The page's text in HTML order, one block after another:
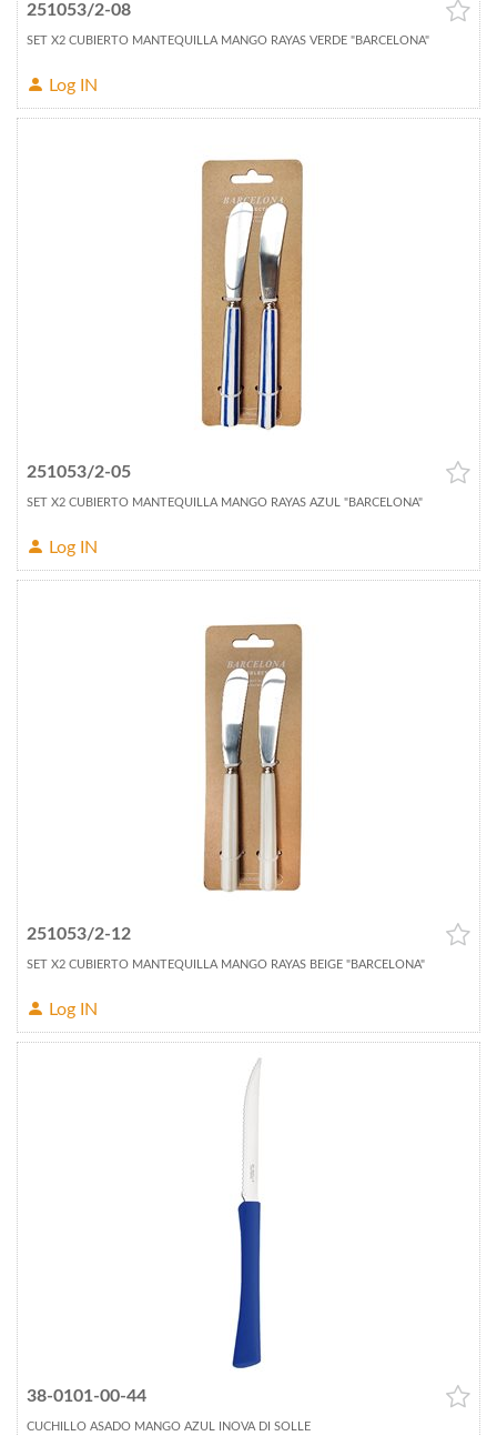
251053/2-08
SET X2 CUBIERTO MANTEQUILLA MANGO RAYAS VERDE "BARCELONA"
Log IN
251053/2-05
SET X2 CUBIERTO MANTEQUILLA MANGO RAYAS AZUL "BARCELONA"
Log IN
251053/2-12
SET X2 CUBIERTO MANTEQUILLA MANGO RAYAS BEIGE "BARCELONA"
Log IN
38-0101-00-44
CUCHILLO ASADO MANGO AZUL INOVA DI SOLLE